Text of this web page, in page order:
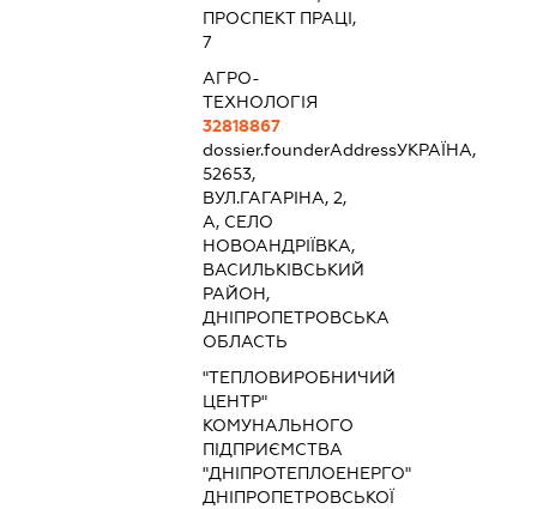
ПРОСПЕКТ ПРАЦІ,
7
АГРО-
ТЕХНОЛОГІЯ
32818867
dossier.founderAddressУКРАЇНА,
52653,
ВУЛ.ГАГАРІНА, 2,
А, СЕЛО
НОВОАНДРІЇВКА,
ВАСИЛЬКІВСЬКИЙ
РАЙОН,
ДНІПРОПЕТРОВСЬКА
ОБЛАСТЬ
"ТЕПЛОВИРОБНИЧИЙ
ЦЕНТР"
КОМУНАЛЬНОГО
ПІДПРИЄМСТВА
"ДНІПРОТЕПЛОЕНЕРГО"
ДНІПРОПЕТРОВСЬКОЇ